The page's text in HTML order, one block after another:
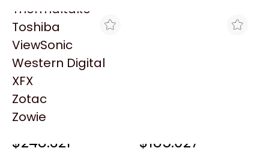
Thermaltake
Toshiba
ViewSonic
Western Digital
XFX
Zotac
Zowie
LECTOR HONEYWELL
$248.321 $185.027